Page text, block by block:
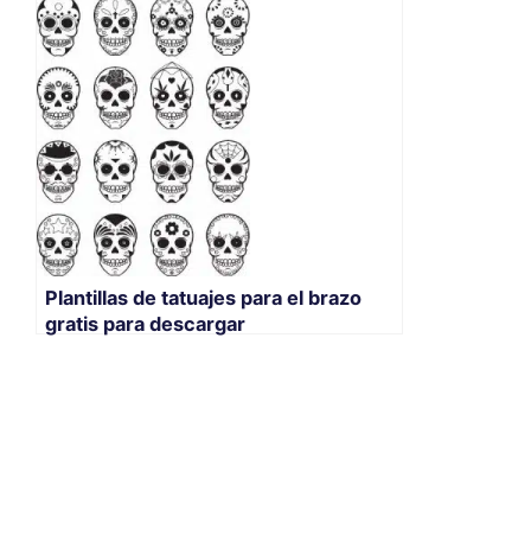
Plantillas de tatuajes para el brazo
gratis para descargar